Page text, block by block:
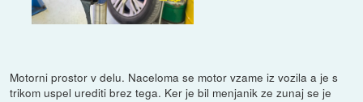
Motorni prostor v delu. Naceloma se motor vzame iz vozila a je s
trikom uspel urediti brez tega. Ker je bil menjanik ze zunaj se je